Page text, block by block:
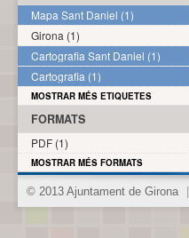
Mapa Sant Daniel (1)
Girona (1)
Cartografia Sant Daniel (1)
Cartografia (1)
MOSTRAR MÉS ETIQUETES
FORMATS
PDF (1)
MOSTRAR MÉS FORMATS
© 2013 Ajuntament de Girona